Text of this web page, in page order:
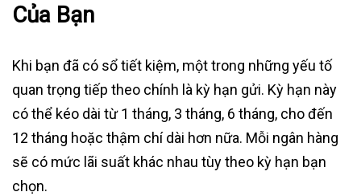
Của Bạn
Khi bạn đã có sổ tiết kiệm, một trong những yếu tố
quan trọng tiếp theo chính là kỳ hạn gửi. Kỳ hạn này
có thể kéo dài từ 1 tháng, 3 tháng, 6 tháng, cho đến
12 tháng hoặc thậm chí dài hơn nữa. Mỗi ngân hàng
sẽ có mức lãi suất khác nhau tùy theo kỳ hạn bạn
chọn.